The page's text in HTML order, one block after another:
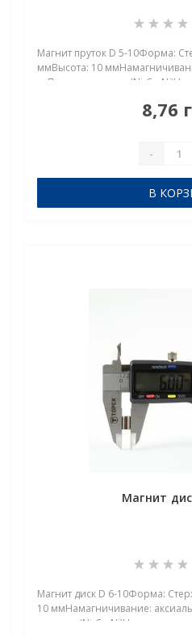
Магнит пруток D 5-10Форма:
ммВысота: 10
грПокрыт. никель.: (Ni-Cu-
до 80°CМагнит пруток D 5-10
8,76
-
В
Магнит
Магнит диск D 6-10Форма:
10 ммНамагничивание:
никель.: (Ni-Cu-